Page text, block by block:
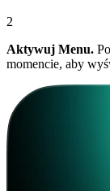
2
Aktywuj Menu.
momencie, aby